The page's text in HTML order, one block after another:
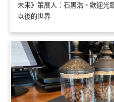
未来》策展人：石黑浩。歡迎
以後的世界